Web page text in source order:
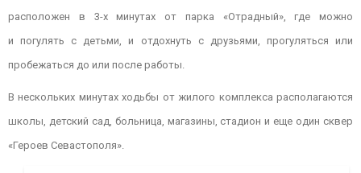
расположен в 3-х минутах от парка «Отрадный», где можно
и погулять с детьми, и отдохнуть с друзьями, прогуляться или
пробежаться до или после работы.
В нескольких минутах ходьбы от жилого комплекса располагаются
школы, детский сад, больница, магазины, стадион и еще один сквер
«Героев Севастополя».